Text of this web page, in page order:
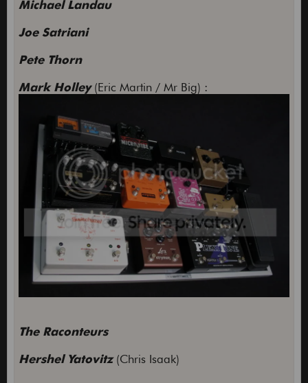
Michael Landau
Joe Satriani
Pete Thorn
Mark Holley(Eric Martin / Mr Big) :
The Raconteurs
Hershel Yatovitz(Chris Isaak)